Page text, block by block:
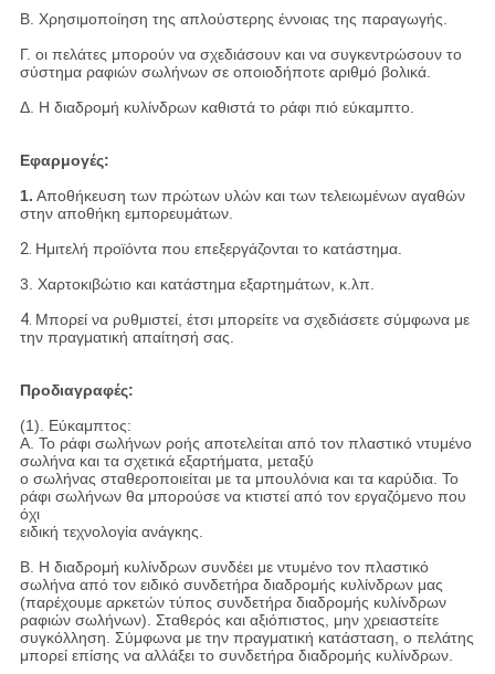
Β. Χρησιμοποίηση της απλούστερης έννοιας της παραγωγής.
Γ. οι πελάτες μπορούν να σχεδιάσουν και να συγκεντρώσουν το
σύστημα ραφιών σωλήνων σε οποιοδήποτε αριθμό βολικά.
Δ. Η διαδρομή κυλίνδρων καθιστά το ράφι πιό εύκαμπτο.
Εφαρμογές:
1. Αποθήκευση των πρώτων υλών και των τελειωμένων αγαθών
στην αποθήκη εμπορευμάτων.
2. Ημιτελή προϊόντα που επεξεργάζονται το κατάστημα.
3. Χαρτοκιβώτιο και κατάστημα εξαρτημάτων, κ.λπ.
4. Μπορεί να ρυθμιστεί, έτσι μπορείτε να σχεδιάσετε σύμφωνα με
την πραγματική απαίτησή σας.
Προδιαγραφές:
(1). Εύκαμπτος:
Α. Το ράφι σωλήνων ροής αποτελείται από τον πλαστικό ντυμένο
σωλήνα και τα σχετικά εξαρτήματα, μεταξύ
ο σωλήνας σταθεροποιείται με τα μπουλόνια και τα καρύδια. Το
ράφι σωλήνων θα μπορούσε να κτιστεί από τον εργαζόμενο που
όχι
ειδική τεχνολογία ανάγκης.
Β. Η διαδρομή κυλίνδρων συνδέει με ντυμένο τον πλαστικό
σωλήνα από τον ειδικό συνδετήρα διαδρομής κυλίνδρων μας
(παρέχουμε αρκετών τύπος συνδετήρα διαδρομής κυλίνδρων
ραφιών σωλήνων). Σταθερός και αξιόπιστος, μην χρειαστείτε
συγκόλληση. Σύμφωνα με την πραγματική κατάσταση, ο πελάτης
μπορεί επίσης να αλλάξει το συνδετήρα διαδρομής κυλίνδρων.